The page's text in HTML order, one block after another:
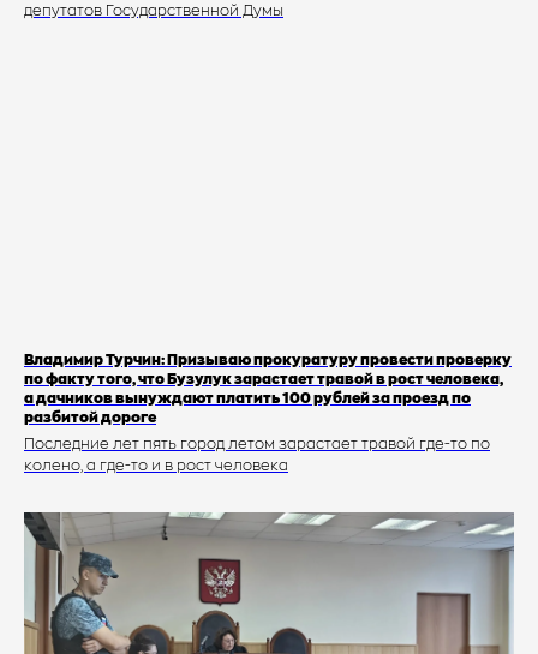
депутатов Государственной Думы
Владимир Турчин: Призываю прокуратуру провести проверку
по факту того, что Бузулук зарастает травой в рост человека,
а дачников вынуждают платить 100 рублей за проезд по
разбитой дороге
Последние лет пять город летом зарастает травой где-то по
колено, а где-то и в рост человека